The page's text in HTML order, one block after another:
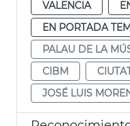
VALENCIA
EN PORTADA
PALAU DE LA
CIBM
JOSÉ LUIS